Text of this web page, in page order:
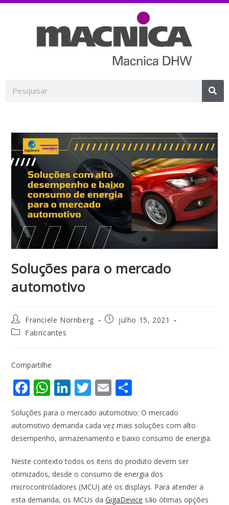
Soluções para o mercado
automotivo
Franciele Nornberg
julho 15, 2021
Fabricantes
Compartilhe
F
e
b
o
k
W
at
s
A
p
p
Li
k
e
dI
n
T
w
itt
er
E
ai
l
ar
e
Soluções para o mercado automotivo: O mercado
automotivo demanda cada vez mais soluções com alto
desempenho, armazenamento e baixo consumo de energia.
Neste contexto todos os itens do produto devem ser
otimizados, desde o consumo de energia dos
microcontroladores (MCU) até os displays. Para atender a
esta demanda, os MCUs daGigaDevice são ótimas opções